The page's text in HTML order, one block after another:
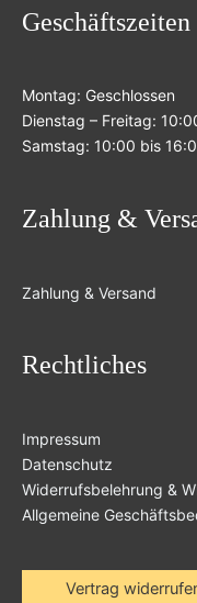
Geschäftszeiten
Montag: Geschlossen
Dienstag – Freitag:
Samstag: 10:00 bis
Zahlung &
Zahlung & Versand
Rechtliches
Impressum
Datenschutz
Widerrufsbelehrung &
Allgemeine
Vertrag